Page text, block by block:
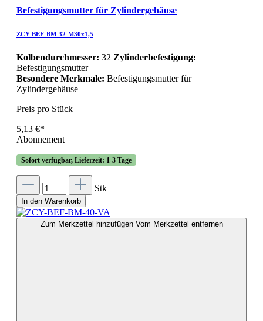
Befestigungsmutter für Zylindergehäuse
ZCY-BEF-BM-32-M30x1,5
Kolbendurchmesser: 32 Zylinderbefestigung:
Befestigungsmutter
Besondere Merkmale: Befestigungsmutter für
Zylindergehäuse
Preis pro Stück
5,13 €*
Abonnement
Sofort verfügbar, Lieferzeit: 1-3 Tage
Stk
In den Warenkorb
Zum Merkzettel hinzufügen Vom Merkzettel entfernen